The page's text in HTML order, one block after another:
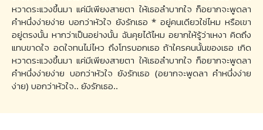
หวาดระแวงขึ้นมา แค่มีเพียงสายตา ให้เธอลำบากใจ ก็อยากจะพูดลา
คำหนึ่งง่ายง่าย บอกว่าหัวใจ ยังรักเธอ * อยู่คนเดียวใช่ไหม หรือเขา
อยู่ตรงนั้น หากว่าเป็นอย่างนั้น ฉันคุยได้ไหม อยากให้รู้ว่าเหงา คิดถึง
แทบขาดใจ อดใจทนไม่ไหว ถึงโทรบอกเธอ ถ้าใครคนนั้นของเธอ เกิด
หวาดระแวงขึ้นมา แค่มีเพียงสายตา ให้เธอลำบากใจ ก็อยากจะพูดลา
คำหนึ่งง่ายง่าย บอกว่าหัวใจ ยังรักเธอ (อยากจะพูดลา คำหนึ่งง่าย
ง่าย) บอกว่าหัวใจ.. ยังรักเธอ..